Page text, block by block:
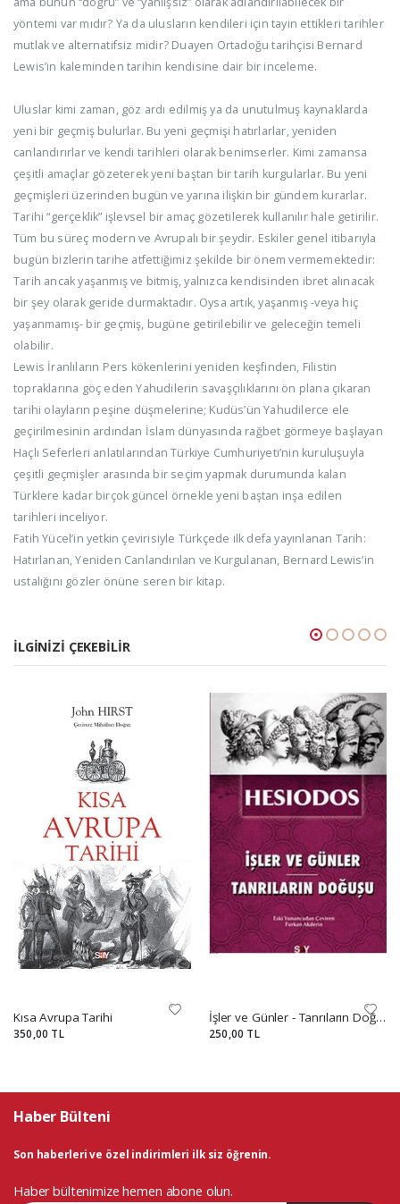
yöntemi var mıdır? Ya da ulusların kendileri için tayin ettikleri tarihler
mutlak ve alternatifsiz midir? Duayen Ortadoğu tarihçisi Bernard
Lewis’in kaleminden tarihin kendisine dair bir inceleme.
Uluslar kimi zaman, göz ardı edilmiş ya da unutulmuş kaynaklarda
yeni bir geçmiş bulurlar. Bu yeni geçmişi hatırlarlar, yeniden
canlandırırlar ve kendi tarihleri olarak benimserler. Kimi zamansa
çeşitli amaçlar gözeterek yeni baştan bir tarih kurgularlar. Bu yeni
geçmişleri üzerinden bugün ve yarına ilişkin bir gündem kurarlar.
Tarihi “gerçeklik” işlevsel bir amaç gözetilerek kullanılır hale getirilir.
Tüm bu süreç modern ve Avrupalı bir şeydir. Eskiler genel itibarıyla
bugün bizlerin tarihe atfettiğimiz şekilde bir önem vermemektedir:
Tarih ancak yaşanmış ve bitmiş, yalnızca kendisinden ibret alınacak
bir şey olarak geride durmaktadır. Oysa artık, yaşanmış -veya hiç
yaşanmamış- bir geçmiş, bugüne getirilebilir ve geleceğin temeli
olabilir.
Lewis İranlıların Pers kökenlerini yeniden keşfinden, Filistin
topraklarına göç eden Yahudilerin savaşçılıklarını ön plana çıkaran
tarihi olayların peşine düşmelerine; Kudüs’ün Yahudilerce ele
geçirilmesinin ardından İslam dünyasında rağbet görmeye başlayan
Haçlı Seferleri anlatılarından Türkiye Cumhuriyeti’nin kuruluşuyla
çeşitli geçmişler arasında bir seçim yapmak durumunda kalan
Türklere kadar birçok güncel örnekle yeni baştan inşa edilen
tarihleri inceliyor.
Fatih Yücel’in yetkin çevirisiyle Türkçede ilk defa yayınlanan Tarih:
Hatırlanan, Yeniden Canlandırılan ve Kurgulanan, Bernard Lewis’in
ustalığını gözler önüne seren bir kitap.
İLGINIZI ÇEKEBILIR
Kısa Avrupa Tarihi
350,00 TL
İşler ve Günler - Tanrıların Doğuşu
250,00 TL
Haber Bülteni
Son haberleri ve özel indirimleri ilk siz öğrenin.
Haber bültenimize hemen abone olun.